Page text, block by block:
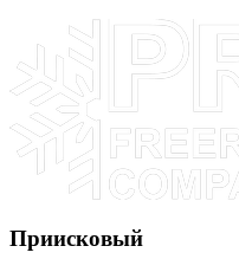
Приисковый